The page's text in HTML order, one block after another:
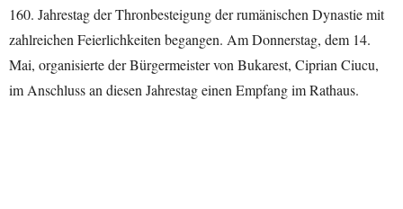
160. Jahrestag der Thronbesteigung der rumänischen Dynastie mit
zahlreichen Feierlichkeiten begangen. Am Donnerstag, dem 14.
Mai, organisierte der Bürgermeister von Bukarest, Ciprian Ciucu,
im Anschluss an diesen Jahrestag einen Empfang im Rathaus.